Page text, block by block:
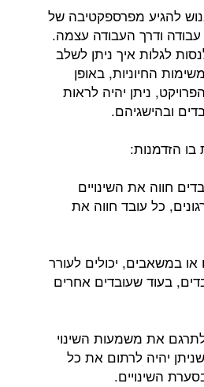
להגיע מפרספקטיבה של
ודרך העבודה עצמה.
לגלות איך ניתן לשלב
החיוניות, באופן
ניתן יהיה לראות
ובהישגיהם.
חווה את השינויים
כל עובד חווה את
או במשאבים, יכולים לעורר
בעוד שעובדים אחרים
את משמעות השינוי
יהיה לרתום את כל
השינויים.